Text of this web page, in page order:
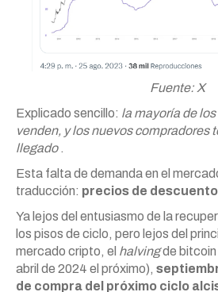
Fuente: X
Explicado sencillo: la mayoría de
venden, y los nuevos compradores
llegado .
Esta falta de demanda en el
traducción: precios de descuento
Ya lejos del entusiasmo de la
los pisos de ciclo, pero lejos del
mercado cripto, el halvingde
abril de 2024 el próximo),
de compra del próximo ciclo